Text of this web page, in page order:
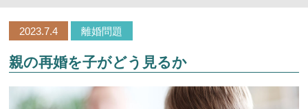
2023.7.4 離婚問題
親の再婚を子がどう見るか